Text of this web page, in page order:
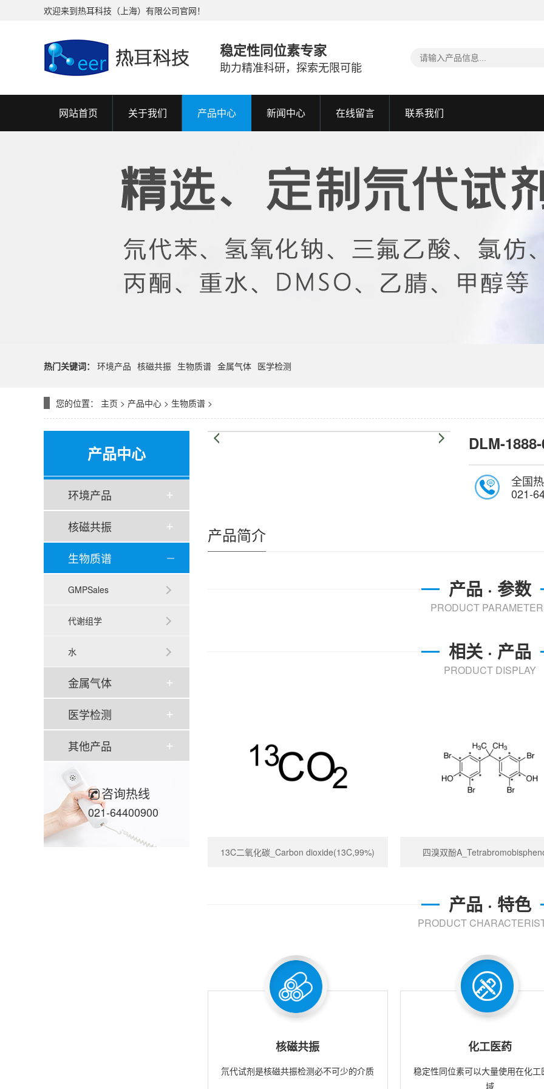
欢迎来到热耳科技（上海）有限公司官网！
稳定性同位素专家
助力精准科研，探索无限可能
网站首页 关于我们 产品中心 新闻中心 在线留言 联系我们
热门关键词： 环境产品 核磁共振 生物质谱 金属气体 医学检测
您的位置： 主页 > 产品中心 > 生物质谱 >
产品中心
环境产品
核磁共振
生物质谱
GMPSales
代谢组学
水
金属气体
医学检测
其他产品
咨询热线
021-64400900
DLM-
全国
021-
产品简介
产品 · 参数
PRODUCT
相关 · 产品
PRODUCT DISPLAY
13C二氧化碳_Carbon dioxide(13C,99%) 四溴双酚
产品 · 特色
PRODUCT
核磁共振
氘代试剂是核磁共振检测必不可少的介质
化工医药
稳定性同位素可以大量使用在化工
域